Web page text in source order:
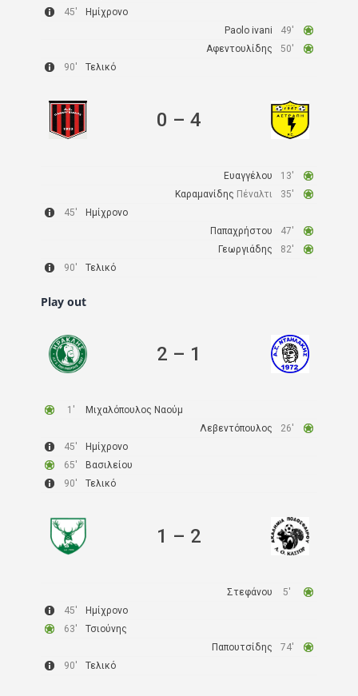
45′
Ημίχρονο
49′
Paolo ivani
50′
Αφεντουλίδης
90′
Τελικό
0 – 4
13′
Ευαγγέλου
35′
Καραμανίδης Πέναλτι
45′
Ημίχρονο
47′
Παπαχρήστου
82′
Γεωργιάδης
90′
Τελικό
Play out
2 – 1
1′
Μιχαλόπουλος Ναούμ
26′
Λεβεντόπουλος
45′
Ημίχρονο
65′
Βασιλείου
90′
Τελικό
1 – 2
5′
Στεφάνου
45′
Ημίχρονο
63′
Τσιούνης
74′
Παπουτσίδης
90′
Τελικό